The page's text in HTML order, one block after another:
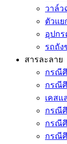
วาล์
ตัวแ
อุปก
รถถัง
สารละลาย
กรณี
กรณี
เคสแ
กรณี
กรณี
กรณี